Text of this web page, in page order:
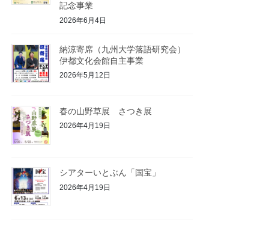
記念事業
2026年6月4日
納涼寄席（九州大学落語研究会）
伊都文化会館自主事業
2026年5月12日
春の山野草展 さつき展
2026年4月19日
シアターいとぶん「国宝」
2026年4月19日